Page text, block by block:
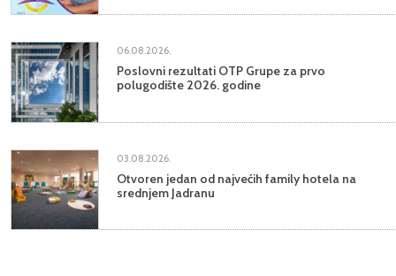
06.08.2026.
Poslovni rezultati OTP Grupe za prvo
polugodište 2026. godine
03.08.2026.
Otvoren jedan od najvećih family hotela na
srednjem Jadranu